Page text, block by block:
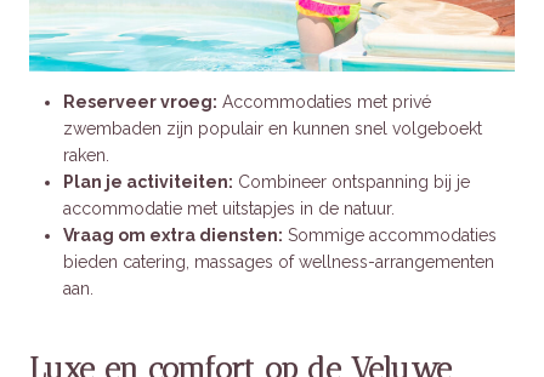
Reserveer vroeg: Accommodaties met privé
zwembaden zijn populair en kunnen snel volgeboekt
raken.
Plan je activiteiten: Combineer ontspanning bij je
accommodatie met uitstapjes in de natuur.
Vraag om extra diensten: Sommige accommodaties
bieden catering, massages of wellness-arrangementen
aan.
Luxe en comfort op de Veluwe